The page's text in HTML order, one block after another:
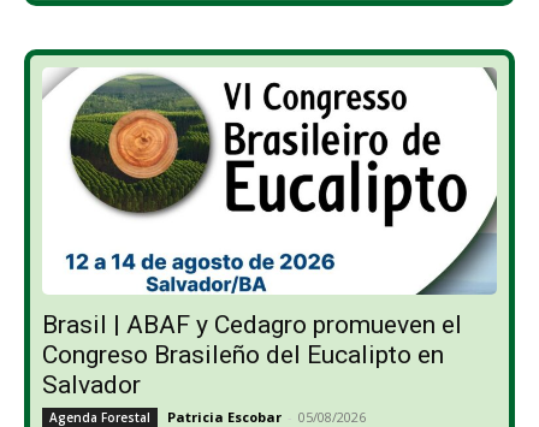
Brasil | ABAF y Cedagro promueven el
Congreso Brasileño del Eucalipto en
Salvador
Agenda Forestal Patricia Escobar - 05/08/2026